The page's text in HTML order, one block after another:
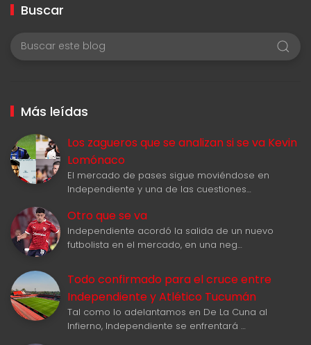
Buscar
Más leídas
Los zagueros que se analizan si se va Kevin
Lomónaco
El mercado de pases sigue moviéndose en
Independiente y una de las cuestiones…
Otro que se va
Independiente acordó la salida de un nuevo
futbolista en el mercado, en una neg…
Todo confirmado para el cruce entre
Independiente y Atlético Tucumán
Tal como lo adelantamos en De La Cuna al
Infierno, Independiente se enfrentará …